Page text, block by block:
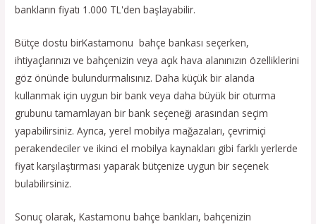
bankların fiyatı 1.000 TL'den başlayabilir.
Bütçe dostu birKastamonu bahçe bankası seçerken,
ihtiyaçlarınızı ve bahçenizin veya açık hava alanınızın özelliklerini
göz önünde bulundurmalısınız. Daha küçük bir alanda
kullanmak için uygun bir bank veya daha büyük bir oturma
grubunu tamamlayan bir bank seçeneği arasından seçim
yapabilirsiniz. Ayrıca, yerel mobilya mağazaları, çevrimiçi
perakendeciler ve ikinci el mobilya kaynakları gibi farklı yerlerde
fiyat karşılaştırması yaparak bütçenize uygun bir seçenek
bulabilirsiniz.
Sonuç olarak, Kastamonu bahçe bankları, bahçenizin